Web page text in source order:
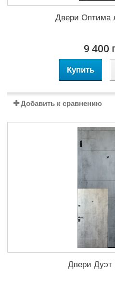
Двери Оптима
9 400
Купить
Добавить к сравнению
Двери Дуэт